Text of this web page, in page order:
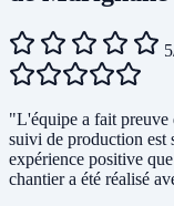
"L'équipe a fait preuve
suivi de production est
expérience positive
chantier a été réalisé